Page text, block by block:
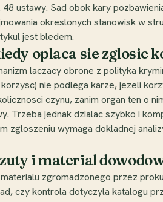
ustawy. Sad obok kary
okreslonych stanowisk w
jest bledem.
oplaca sie zglosic
laczacy obrone z polityka
nie podlega karze, jezeli
czynu, zanim organ ten o
Trzeba jednak dzialac szybko i
zgloszeniu wymaga dokladnej
i material
zgromadzonego przez
czy kontrola dotyczyla katalogu